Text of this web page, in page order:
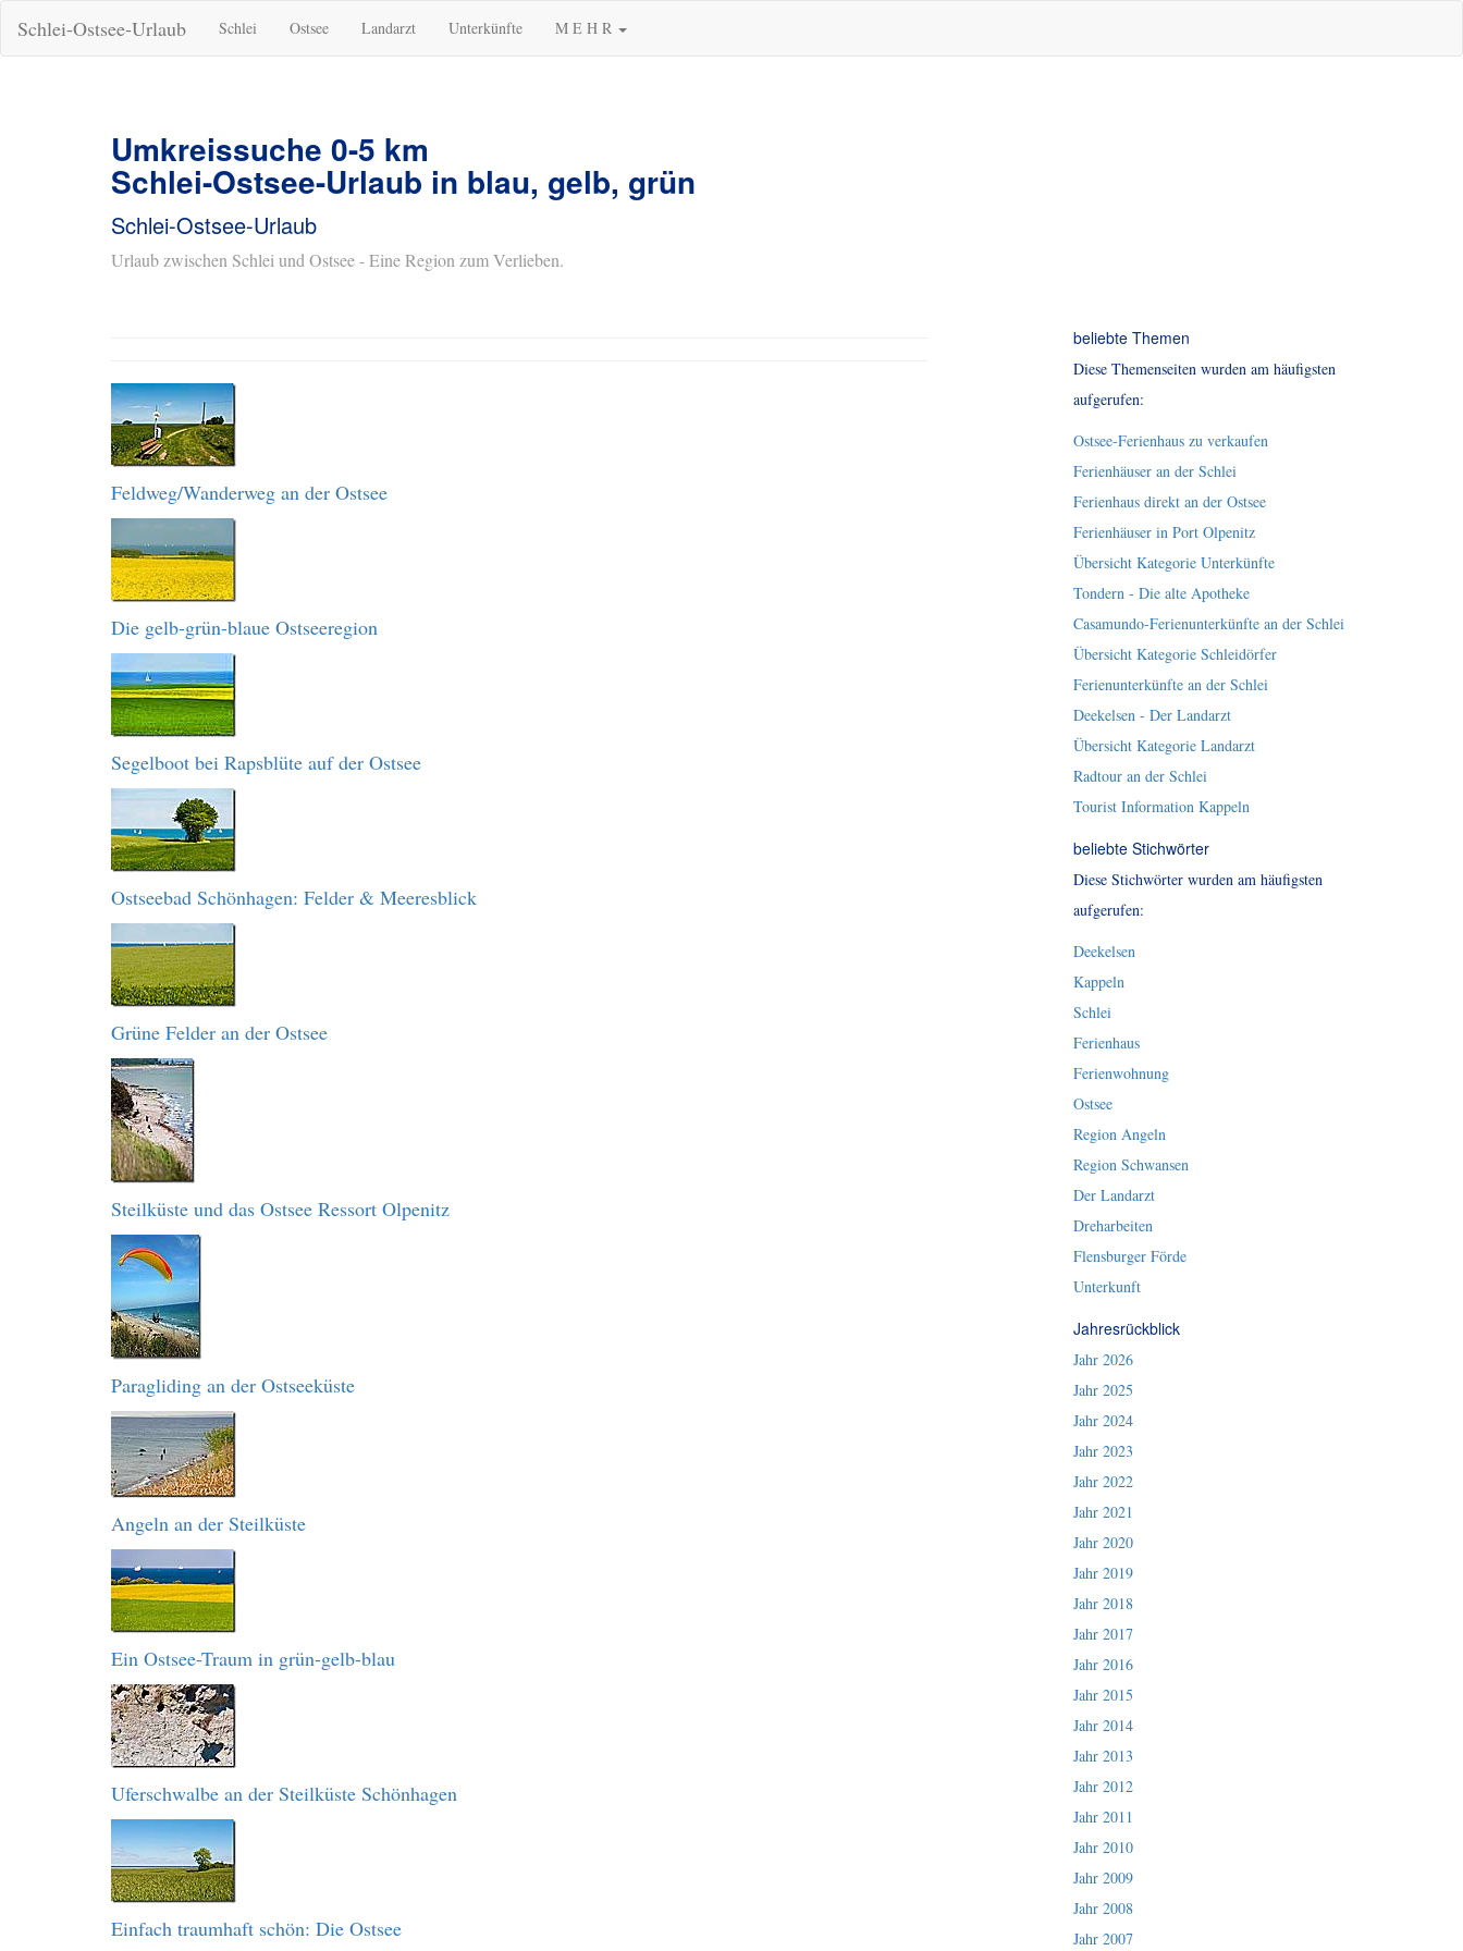
Schlei-Ostsee-Urlaub Schlei Ostsee Landarzt Unterkünfte M E H R
Umkreissuche 0-5 km
Schlei-Ostsee-Urlaub in blau, gelb, grün
Schlei-Ostsee-Urlaub
Urlaub zwischen Schlei und Ostsee - Eine Region zum Verlieben.
Feldweg/Wanderweg an der Ostsee
Die gelb-grün-blaue Ostseeregion
Segelboot bei Rapsblüte auf der Ostsee
Ostseebad Schönhagen: Felder & Meeresblick
Grüne Felder an der Ostsee
Steilküste und das Ostsee Ressort Olpenitz
Paragliding an der Ostseeküste
Angeln an der Steilküste
Ein Ostsee-Traum in grün-gelb-blau
Uferschwalbe an der Steilküste Schönhagen
Einfach traumhaft schön: Die Ostsee
beliebte Themen
Diese Themenseiten wurden am häufigsten
aufgerufen:
Ostsee-Ferienhaus zu verkaufen
Ferienhäuser an der Schlei
Ferienhaus direkt an der Ostsee
Ferienhäuser in Port Olpenitz
Übersicht Kategorie Unterkünfte
Tondern - Die alte Apotheke
Casamundo-Ferienunterkünfte an der Schlei
Übersicht Kategorie Schleidörfer
Ferienunterkünfte an der Schlei
Deekelsen - Der Landarzt
Übersicht Kategorie Landarzt
Radtour an der Schlei
Tourist Information Kappeln
beliebte Stichwörter
Diese Stichwörter wurden am häufigsten
aufgerufen:
Deekelsen
Kappeln
Schlei
Ferienhaus
Ferienwohnung
Ostsee
Region Angeln
Region Schwansen
Der Landarzt
Dreharbeiten
Flensburger Förde
Unterkunft
Jahresrückblick
Jahr 2026
Jahr 2025
Jahr 2024
Jahr 2023
Jahr 2022
Jahr 2021
Jahr 2020
Jahr 2019
Jahr 2018
Jahr 2017
Jahr 2016
Jahr 2015
Jahr 2014
Jahr 2013
Jahr 2012
Jahr 2011
Jahr 2010
Jahr 2009
Jahr 2008
Jahr 2007